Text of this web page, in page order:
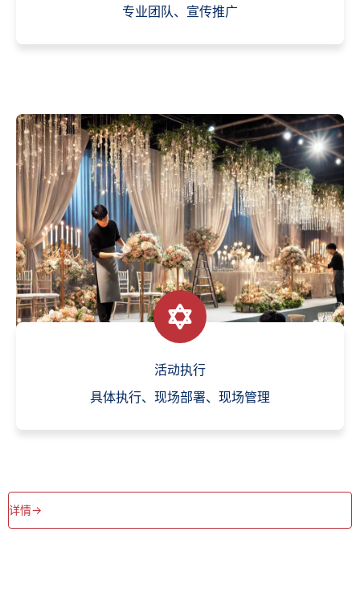
专业团队、宣传推广
活动执行
具体执行、现场部署、现场管理
详情->